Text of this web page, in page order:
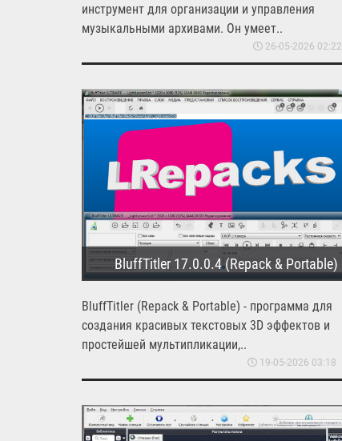
инструмент для организации и управления
музыкальными архивами. Он умеет..
26-05-2026 02:22
BluffTitler 17.0.0.4 (Repack & Portable)
BluffTitler (Repack & Portable) - программа для
создания красивых текстовых 3D эффектов и
простейшей мультипликации,..
19-05-2026 03:18